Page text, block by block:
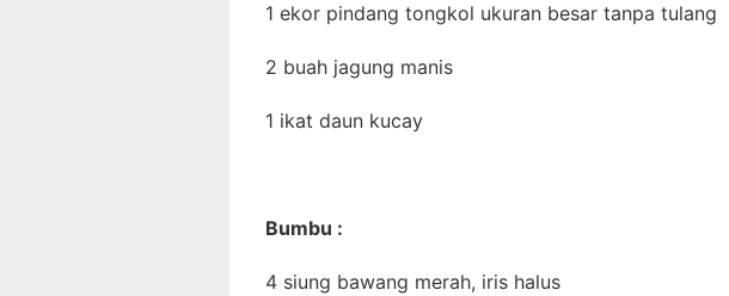
1 ekor pindang tongkol ukuran besar tanpa tulang
2 buah jagung manis
1 ikat daun kucay
Bumbu :
4 siung bawang merah, iris halus